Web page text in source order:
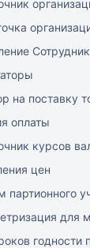
на поставку
оплаты
курсов
цен
партионного
для
годности